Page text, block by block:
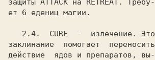
защиты ATTACK на RETREAT. Требу-
ет 6 едениц магии.
2.4.
  CURE
  -  излечение. Это
заклинание  помогает  переносить
действие  ядов и препаратов, вы-